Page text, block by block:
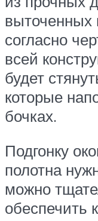
согласно
всей
будет
которые
бочках.
Подгонку
полотна
можно
обеспечить